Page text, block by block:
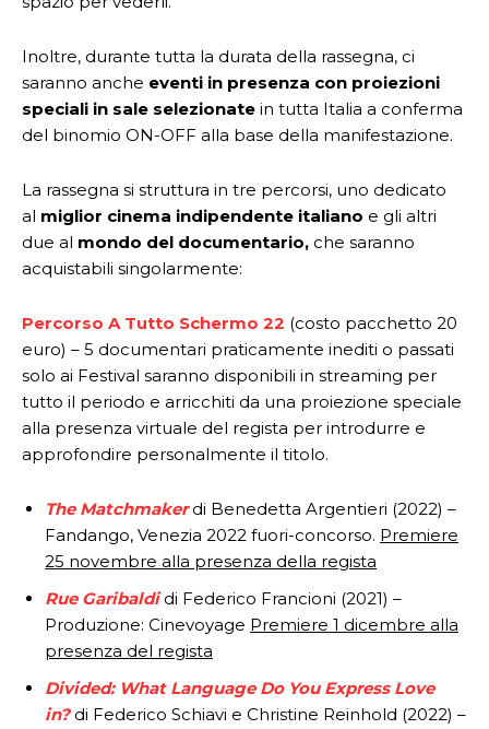
Inoltre, durante tutta la durata della rassegna, ci
saranno anche eventi in presenza con proiezioni
speciali in sale selezionate in tutta Italia a conferma
del binomio ON-OFF alla base della manifestazione.
La rassegna si struttura in tre percorsi, uno dedicato
al miglior cinema indipendente italiano e gli altri
due al mondo del documentario, che saranno
acquistabili singolarmente:
Percorso A Tutto Schermo 22 (costo pacchetto 20
euro) – 5 documentari praticamente inediti o passati
solo ai Festival saranno disponibili in streaming per
tutto il periodo e arricchiti da una proiezione speciale
alla presenza virtuale del regista per introdurre e
approfondire personalmente il titolo.
The Matchmaker di Benedetta Argentieri (2022) –
Fandango, Venezia 2022 fuori-concorso. Premiere
25 novembre alla presenza della regista
Rue Garibaldidi Federico Francioni (2021) –
Produzione: Cinevoyage Premiere 1 dicembre alla
presenza del regista
Divided: What Language Do You Express Love
in?di Federico Schiavi e Christine Reinhold (2022) –